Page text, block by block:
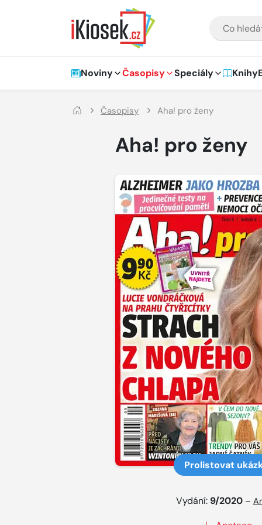
Hlavní navigace
Noviny Časopisy Speciály Knihy
Časopisy Aha! pro ženy
Aha! pro ženy
Prolistovat
Vydání: 9/2020 –